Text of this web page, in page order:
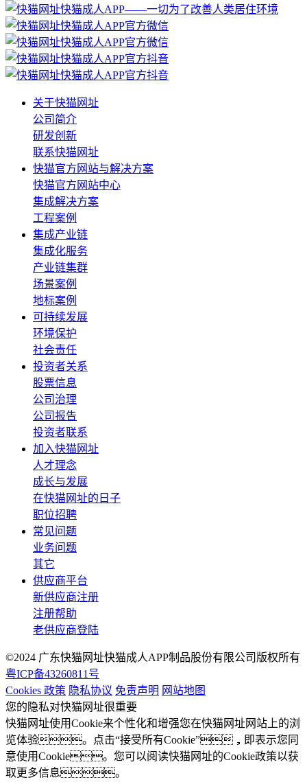
关于快猫网址
公司简介
研发创新
联系快猫网址
快猫官方网站与解决方案
快猫官方网站中心
集成解决方案
工程案例
集成产业链
集成化服务
产业链集群
场景案例
地标案例
可持续发展
环境保护
社会责任
投资者关系
股票信息
公司治理
公司报告
投资者联系
加入快猫网址
人才理念
成长与发展
在快猫网址的日子
职位招聘
常见问题
业务问题
其它
供应商平台
新供应商注册
注册帮助
老供应商登陆
©2024 广东快猫网址快猫成人APP制品股份有限公司版权所有
粤ICP备43260811号
Cookies 政策 隐私协议 免责声明 网站地图
您的隐私对快猫网址很重要
快猫网址使用Cookie来个性化和增强您在快猫网址网站上的浏
览体验。点击“接受所有Cookie”，即表示您同
意使用Cookie。您可以阅读快猫网址的Cookie政策以获
取更多信息。